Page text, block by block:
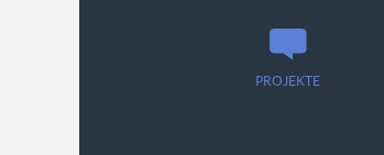
PROJEKTE